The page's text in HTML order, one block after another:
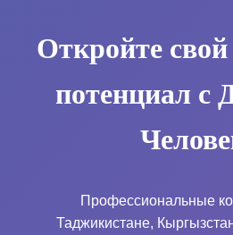
Откройте
потенциал с
Профессиональные
Таджикистане,